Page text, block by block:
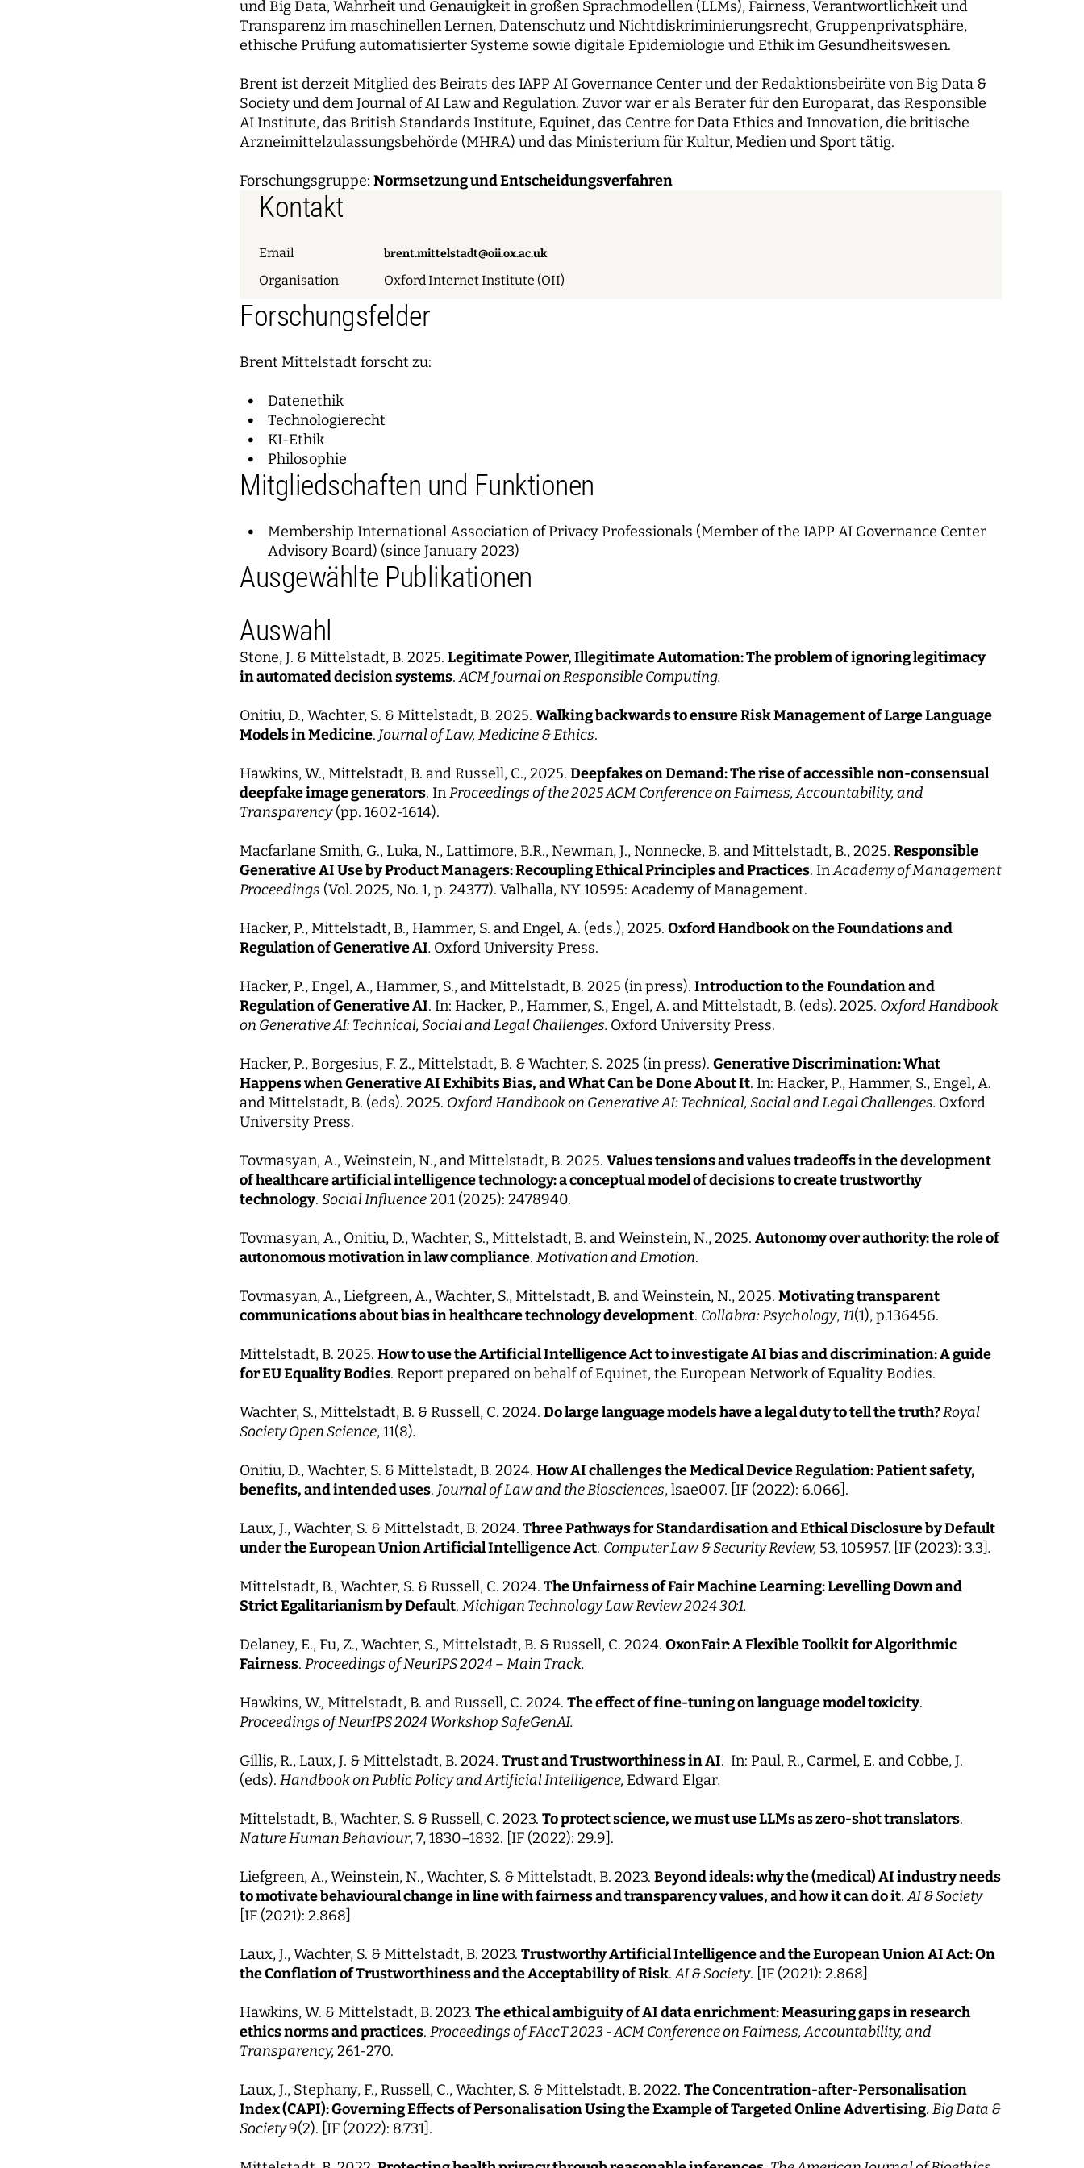
und Big Data, Wahrheit und Genauigkeit in großen Sprachmodellen (LLMs), Fairness, Verantwortlichkeit und
Transparenz im maschinellen Lernen, Datenschutz und Nichtdiskriminierungsrecht, Gruppenprivatsphäre,
ethische Prüfung automatisierter Systeme sowie digitale Epidemiologie und Ethik im Gesundheitswesen.
Brent ist derzeit Mitglied des Beirats des IAPP AI Governance Center und der Redaktionsbeiräte von Big Data &
Society und dem Journal of AI Law and Regulation. Zuvor war er als Berater für den Europarat, das Responsible
AI Institute, das British Standards Institute, Equinet, das Centre for Data Ethics and Innovation, die britische
Arzneimittelzulassungsbehörde (MHRA) und das Ministerium für Kultur, Medien und Sport tätig.
Forschungsgruppe: Normsetzung und Entscheidungsverfahren
Kontakt
Email brent.mittelstadt@oii.ox.ac.uk
Organisation Oxford Internet Institute (OII)
Forschungsfelder
Brent Mittelstadt forscht zu:
Datenethik
Technologierecht
KI-Ethik
Philosophie
Mitgliedschaften und Funktionen
Membership International Association of Privacy Professionals (Member of the IAPP AI Governance Center
Advisory Board) (since January 2023)
Ausgewählte Publikationen
Auswahl
Stone, J. & Mittelstadt, B. 2025. Legitimate Power, Illegitimate Automation: The problem of ignoring legitimacy
in automated decision systems.ACM Journal on Responsible Computing.
Onitiu, D., Wachter, S. & Mittelstadt, B. 2025. Walking backwards to ensure Risk Management of Large Language
Models in Medicine. Journal of Law, Medicine & Ethics.
Hawkins, W., Mittelstadt, B. and Russell, C., 2025. Deepfakes on Demand: The rise of accessible non-consensual
deepfake image generators. InProceedings of the 2025 ACM Conference on Fairness, Accountability, and
Transparency(pp. 1602-1614).
Macfarlane Smith, G., Luka, N., Lattimore, B.R., Newman, J., Nonnecke, B. and Mittelstadt, B., 2025. Responsible
Generative AI Use by Product Managers: Recoupling Ethical Principles and Practices. InAcademy of Management
Proceedings (Vol. 2025, No. 1, p. 24377). Valhalla, NY 10595: Academy of Management.
Hacker, P., Mittelstadt, B., Hammer, S. and Engel, A. (eds.), 2025. Oxford Handbook on the Foundations and
Regulation of Generative AI. Oxford University Press.
Hacker, P., Engel, A., Hammer, S., and Mittelstadt, B. 2025 (in press). Introduction to the Foundation and
Regulation of Generative AI. In: Hacker, P., Hammer, S., Engel, A. and Mittelstadt, B. (eds). 2025. Oxford Handbook
on Generative AI: Technical, Social and Legal Challenges. Oxford University Press.
Hacker, P., Borgesius, F. Z., Mittelstadt, B. & Wachter, S. 2025 (in press). Generative Discrimination: What
Happens when Generative AI Exhibits Bias, and What Can be Done About It. In: Hacker, P., Hammer, S., Engel, A.
and Mittelstadt, B. (eds). 2025. Oxford Handbook on Generative AI: Technical, Social and Legal Challenges. Oxford
University Press.
Tovmasyan, A., Weinstein, N., and Mittelstadt, B. 2025. Values tensions and values tradeoffs in the development
of healthcare artificial intelligence technology: a conceptual model of decisions to create trustworthy
technology. Social Influence20.1 (2025): 2478940.
Tovmasyan, A., Onitiu, D., Wachter, S., Mittelstadt, B. and Weinstein, N., 2025. Autonomy over authority: the role of
autonomous motivation in law compliance. Motivation and Emotion.
Tovmasyan, A., Liefgreen, A., Wachter, S., Mittelstadt, B. and Weinstein, N., 2025. Motivating transparent
communications about bias in healthcare technology development. Collabra: Psychology,11(1), p.136456.
Mittelstadt, B. 2025. How to use the Artificial Intelligence Act to investigate AI bias and discrimination: A guide
for EU Equality Bodies. Report prepared on behalf of Equinet, the European Network of Equality Bodies.
Wachter, S., Mittelstadt, B. & Russell, C. 2024. Do large language models have a legal duty to tell the truth?Royal
Society Open Science, 11(8).
Onitiu, D., Wachter, S. & Mittelstadt, B. 2024. How AI challenges the Medical Device Regulation: Patient safety,
benefits, and intended uses. Journal of Law and the Biosciences, lsae007. [IF (2022): 6.066].
Laux, J., Wachter, S. & Mittelstadt, B. 2024. Three Pathways for Standardisation and Ethical Disclosure by Default
under the European Union Artificial Intelligence Act. Computer Law & Security Review, 53, 105957. [IF (2023): 3.3] .
Mittelstadt, B., Wachter, S. & Russell, C. 2024. The Unfairness of Fair Machine Learning: Levelling Down and
Strict Egalitarianism by Default. Michigan Technology Law Review 2024 30:1.
Delaney, E., Fu, Z., Wachter, S., Mittelstadt, B. & Russell, C. 2024. OxonFair: A Flexible Toolkit for Algorithmic
Fairness. Proceedings of NeurIPS 2024 – Main Track.
Hawkins, W., Mittelstadt, B. and Russell, C. 2024. The effect of fine-tuning on language model toxicity.
Proceedings of NeurIPS 2024 Workshop SafeGenAI.
Gillis, R., Laux, J. & Mittelstadt, B. 2024. Trust and Trustworthiness in AI. In: Paul, R., Carmel, E. and Cobbe, J.
(eds). Handbook on Public Policy and Artificial Intelligence, Edward Elgar.
Mittelstadt, B., Wachter, S. & Russell, C. 2023. To protect science, we must use LLMs as zero-shot translators.
Nature Human Behaviour, 7, 1830–1832. [IF (2022): 29.9].
Liefgreen, A., Weinstein, N., Wachter, S. & Mittelstadt, B. 2023. Beyond ideals: why the (medical) AI industry needs
to motivate behavioural change in line with fairness and transparency values, and how it can do it.AI & Society
[IF (2021): 2.868]
Laux, J., Wachter, S. & Mittelstadt, B. 2023. Trustworthy Artificial Intelligence and the European Union AI Act: On
the Conflation of Trustworthiness and the Acceptability of Risk.AI & Society. [IF (2021): 2.868]
Hawkins, W. & Mittelstadt, B. 2023. The ethical ambiguity of AI data enrichment: Measuring gaps in research
ethics norms and practices. Proceedings of FAccT 2023 - ACM Conference on Fairness, Accountability, and
Transparency, 261-270.
Laux, J., Stephany, F., Russell, C., Wachter, S. & Mittelstadt, B. 2022. The Concentration-after-Personalisation
Index (CAPI): Governing Effects of Personalisation Using the Example of Targeted Online Advertising. Big Data &
Society9(2). [IF (2022): 8.731].